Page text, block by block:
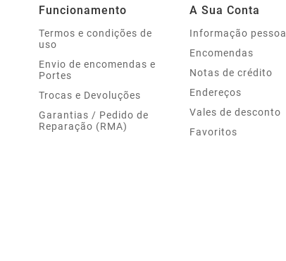
Funcionamento
Termos e condições de
uso
Envio de encomendas e
Portes
Trocas e Devoluções
Garantias / Pedido de
Reparação (RMA)
A Sua Conta
Informação pessoal
Encomendas
Notas de crédito
Endereços
Vales de desconto
Favoritos